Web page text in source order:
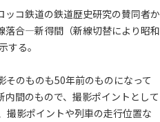
コ鉄道の鉄道歴史研究の賛同者か
落合―新得間（新線切替により昭和
する。
のものも50年前のものになって
間のもので、撮影ポイントとして
撮影ポイントや列車の走行位置な